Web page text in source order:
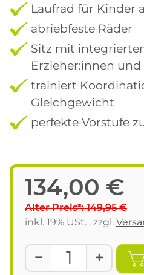
Laufrad für Kinder
abriebfeste Räder
Sitz mit
Erzieher:innen und
trainiert
Gleichgewicht
perfekte Vorstufe
134,00 €
Alter Preis*: 149,95 €
inkl. 19% USt. , zzgl.